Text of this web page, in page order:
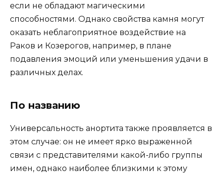
если не обладают магическими
способностями. Однако свойства камня могут
оказать неблагоприятное воздействие на
Раков и Козерогов, например, в плане
подавления эмоций или уменьшения удачи в
различных делах.
По названию
Универсальность анортита также проявляется в
этом случае: он не имеет ярко выраженной
связи с представителями какой-либо группы
имен, однако наиболее близкими к этому